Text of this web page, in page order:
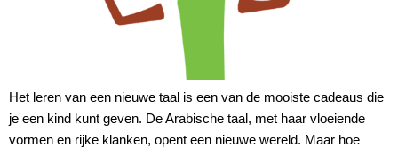
Het leren van een nieuwe taal is een van de mooiste cadeaus die
je een kind kunt geven. De Arabische taal, met haar vloeiende
vormen en rijke klanken, opent een nieuwe wereld. Maar hoe